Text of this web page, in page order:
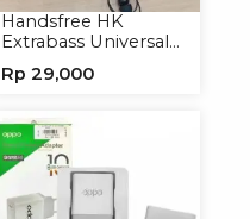
Handsfree HK
Extrabass Universal
Earphone Headset
Rp 29,000